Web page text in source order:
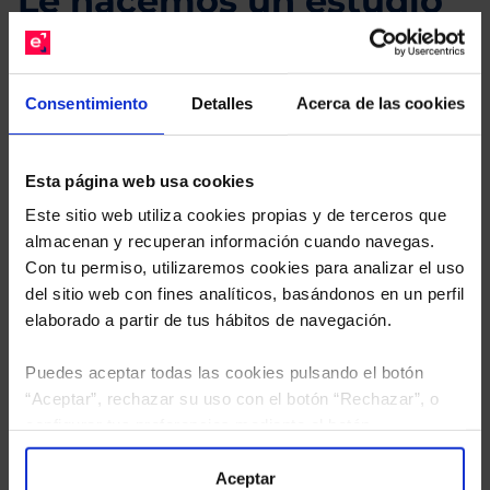
Consentimiento Detalles Acerca de las cookies
Esta página web usa cookies
Este sitio web utiliza cookies propias y de terceros que
almacenan y recuperan información cuando navegas.
Con tu permiso, utilizaremos cookies para analizar el uso
del sitio web con fines analíticos, basándonos en un perfil
elaborado a partir de tus hábitos de navegación.
Puedes aceptar todas las cookies pulsando el botón
“Aceptar”, rechazar su uso con el botón “Rechazar”, o
“Configuración”. Consulta nuestraPolítica
para más información.
Aceptar
gratuito de su cartera.
Descárguese el archivo
e indíquenos los ISINs de
Limpias con las que podrá ahorrar en sus costes.